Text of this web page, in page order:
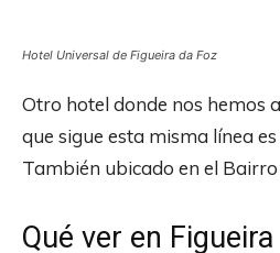
Hotel Universal de Figueira da Foz
Otro hotel donde nos hemos
que sigue esta misma línea es
También ubicado en el
Qué ver en